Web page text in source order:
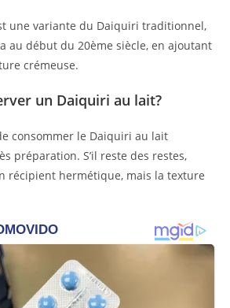
une variante du Daiquiri traditionnel,
au début du 20ème siècle, en ajoutant
crémeuse.
un Daiquiri au lait?
consommer le Daiquiri au lait
préparation. S’il reste des restes,
récipient hermétique, mais la texture